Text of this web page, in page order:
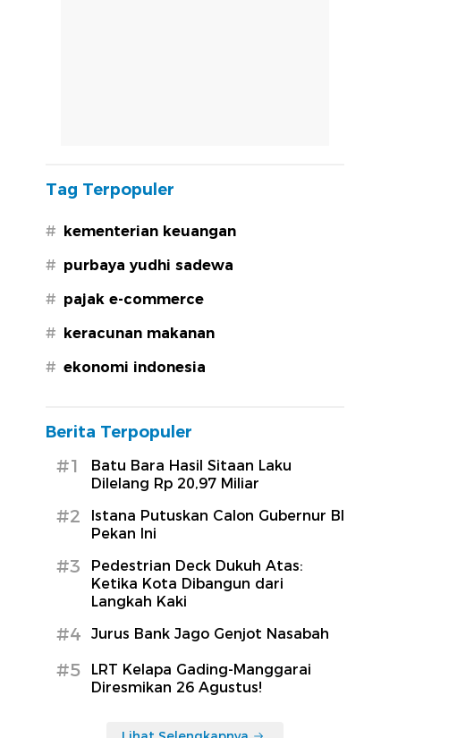
Tag Terpopuler
# kementerian keuangan
# purbaya yudhi sadewa
# pajak e-commerce
# keracunan makanan
# ekonomi indonesia
Berita Terpopuler
#1
Batu Bara Hasil Sitaan Laku
Dilelang Rp 20,97 Miliar
#2
Istana Putuskan Calon Gubernur BI
Pekan Ini
#3
Pedestrian Deck Dukuh Atas:
Ketika Kota Dibangun dari
Langkah Kaki
#4 Jurus Bank Jago Genjot Nasabah
#5
LRT Kelapa Gading-Manggarai
Diresmikan 26 Agustus!